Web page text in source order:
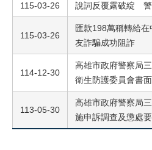
115-03-26 說詞反覆露破綻
115-03-26
匯款198萬稱轉給
友詐騙成功阻詐
114-12-30
高雄市政府警察局
衛生防護委員會書
113-05-30
高雄市政府警察局
施申訴調查及懲處